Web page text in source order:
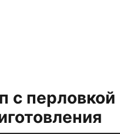
с перловкой